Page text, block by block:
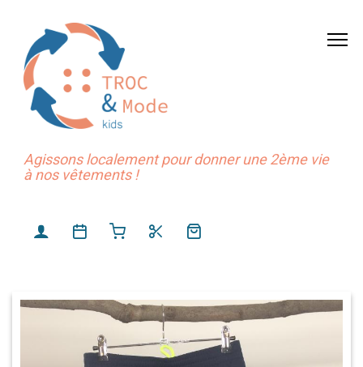
Agissons localement pour donner une 2ème vie
à nos vêtements !